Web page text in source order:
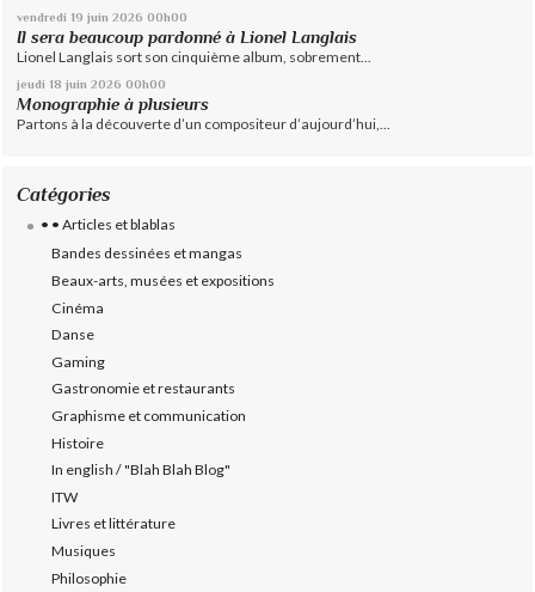
vendredi 19 juin 2026 00h00
Il sera beaucoup pardonné à Lionel Langlais
Lionel Langlais sort son cinquième album, sobrement...
jeudi 18 juin 2026 00h00
Monographie à plusieurs
Partons à la découverte d’un compositeur d’aujourd’hui,...
Catégories
• • Articles et blablas
Bandes dessinées et mangas
Beaux-arts, musées et expositions
Cinéma
Danse
Gaming
Gastronomie et restaurants
Graphisme et communication
Histoire
In english / "Blah Blah Blog"
ITW
Livres et littérature
Musiques
Philosophie